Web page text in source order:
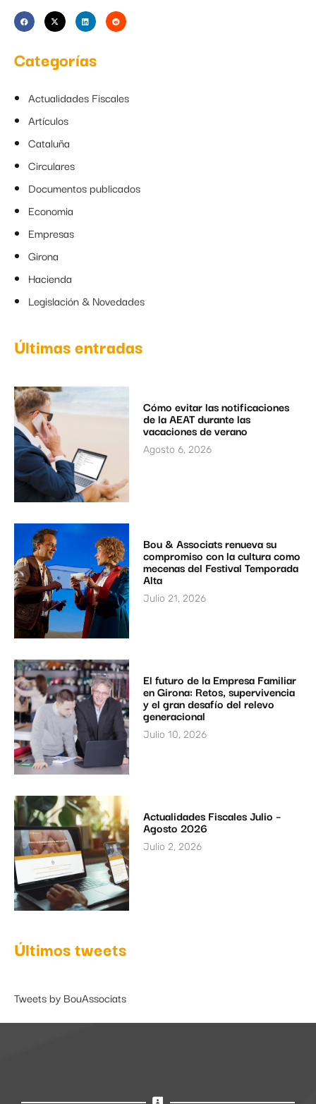
Categorías
Actualidades Fiscales
Artículos
Cataluña
Circulares
Documentos publicados
Economia
Empresas
Girona
Hacienda
Legislación & Novedades
Últimas entradas
Cómo evitar las notificaciones
de la AEAT durante las
vacaciones de verano
Agosto 6, 2026
Bou & Associats renueva su
compromiso con la cultura como
mecenas del Festival Temporada
Alta
Julio 21, 2026
El futuro de la Empresa Familiar
en Girona: Retos, supervivencia
y el gran desafío del relevo
generacional
Julio 10, 2026
Actualidades Fiscales Julio –
Agosto 2026
Julio 2, 2026
Últimos tweets
Tweets by BouAssociats